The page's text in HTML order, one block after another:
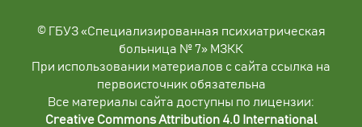
© ГБУЗ «Специализированная психиатрическая
больница № 7» МЗКК
При использовании материалов с сайта ссылка на
первоисточник обязательна
Все материалы сайта доступны по лицензии:
Creative Commons Attribution 4.0 International